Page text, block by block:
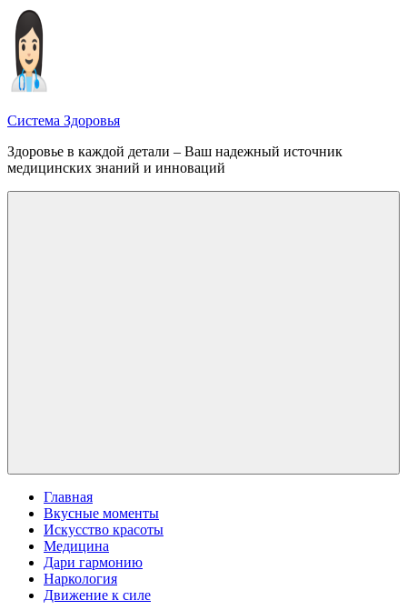
Перейти
содержимому
Система Здоровья
Здоровье в каждой детали – Ваш надежный источник
медицинских знаний и инноваций
Главная
Вкусные моменты
Искусство красоты
Медицина
Дари гармонию
Наркология
Движение к силе